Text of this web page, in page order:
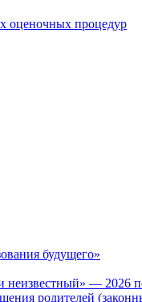
оценочных процедур
будущего»
неизвестный» — 2026
родителей